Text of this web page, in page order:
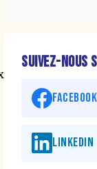
SUIVEZ-NOUS
FACEBOOK
LINKEDIN